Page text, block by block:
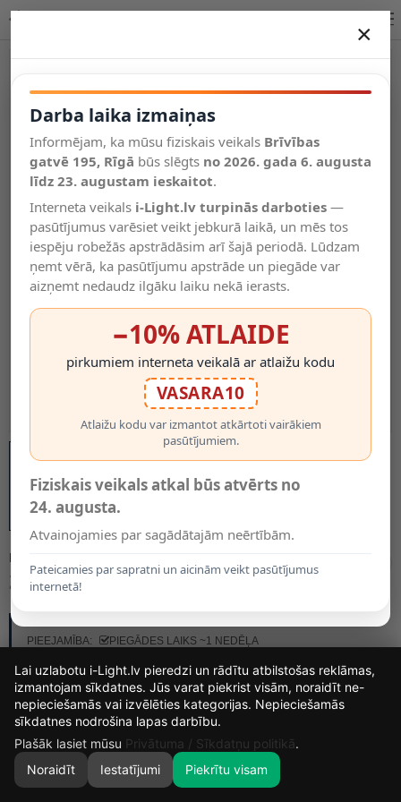
Salīdzināt
Vēlmju
saraksts
Valodas
0
MODELIS:
20.48€
PIEEJAMĪBA:
PIEGĀDES LAIKS ~1 NEDĒĻA
×
Darba laika izmaiņas
Informējam, ka mūsu fiziskais veikals Brīvības
gatvē 195, Rīgā būs slēgts no 2026. gada 6. augusta
līdz 23. augustam ieskaitot.
Interneta veikals i-Light.lv turpinās darboties —
pasūtījumus varēsiet veikt jebkurā laikā, un mēs tos
iespēju robežās apstrādāsim arī šajā periodā. Lūdzam
ņemt vērā, ka pasūtījumu apstrāde un piegāde var
aizņemt nedaudz ilgāku laiku nekā ierasts.
−10% ATLAIDE
pirkumiem interneta veikalā ar atlaižu kodu
VASARA10
Atlaižu kodu var izmantot atkārtoti vairākiem
pasūtījumiem.
Fiziskais veikals atkal būs atvērts no
24. augusta.
Atvainojamies par sagādātajām neērtībām.
Pateicamies par sapratni un aicinām veikt pasūtījumus
internetā!
14
DIENAS
5
STUNDAS
31
MIN.
58
Lai uzlabotu i-Light.lv pieredzi un rādītu atbilstošas reklāmas,
izmantojam sīkdatnes. Jūs varat piekrist visām, noraidīt ne-
nepieciešamās vai izvēlēties kategorijas. Nepieciešamās
sīkdatnes nodrošina lapas darbību.
Plašāk lasiet mūsu Privātuma / Sīkdatņu politikā.
Noraidīt
Iestatījumi Piekrītu visam